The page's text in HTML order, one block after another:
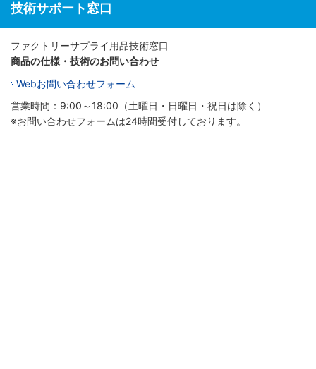
技術サポート窓口
ファクトリーサプライ用品技術窓口
商品の仕様・技術のお問い合わせ
Webお問い合わせフォーム
営業時間：9:00～18:00（土曜日・日曜日・祝日は除く）
※お問い合わせフォームは24時間受付しております。